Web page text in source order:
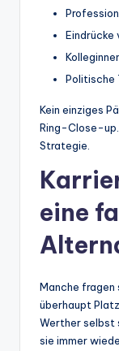
Eindrücke
Politische
Kein einziges
Ring-Close-up.
Strategie.
eine
Manche fragen
überhaupt
Werther selbst
sie immer